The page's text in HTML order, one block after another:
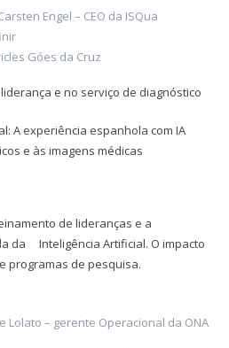
Engel – CEO da ISQua
Góes da Cruz
e no serviço de diagnóstico
A experiência espanhola com IA
e às imagens médicas
de lideranças e a
da Inteligência Artificial. O impacto
programas de pesquisa.
Lolato – gerente Operacional da ONA